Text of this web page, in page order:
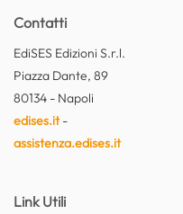
Contatti
EdiSES Edizioni S.r.l.
Piazza Dante, 89
80134 - Napoli
edises.it-
assistenza.edises.it
Link Utili